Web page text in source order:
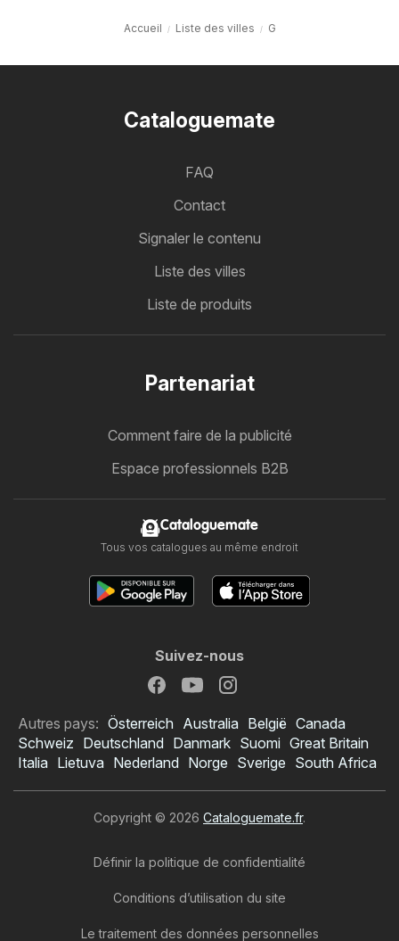
Accueil Liste des villes G
Cataloguemate
FAQ
Contact
Signaler le contenu
Liste des villes
Liste de produits
Partenariat
Comment faire de la publicité
Espace professionnels B2B
Cataloguemate
Tous vos catalogues au même endroit
Suivez-nous
Autres pays: Österreich Australia België Canada
Schweiz Deutschland Danmark Suomi Great Britain
Italia Lietuva Nederland Norge Sverige South Africa
Copyright © 2026 Cataloguemate.fr.
Définir la politique de confidentialité
Conditions d’utilisation du site
Le traitement des données personnelles